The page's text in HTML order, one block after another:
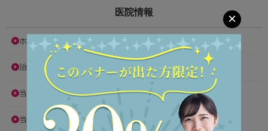
医院情報
ホーム
治療方法
当院の理念
当院が選ばれる10の理由
×